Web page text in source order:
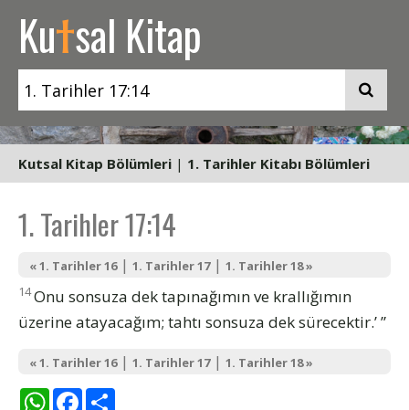
Kutsal Kitap
Kutsal Kitap Bölümleri | 1. Tarihler Kitabı Bölümleri
1. Tarihler 17:14
« 1. Tarihler 16| 1. Tarihler 17| 1. Tarihler 18 »
14Onu sonsuza dek tapınağımın ve krallığımın
üzerine atayacağım; tahtı sonsuza dek sürecektir.’ ”
« 1. Tarihler 16| 1. Tarihler 17| 1. Tarihler 18 »
WhatsAppFacebook